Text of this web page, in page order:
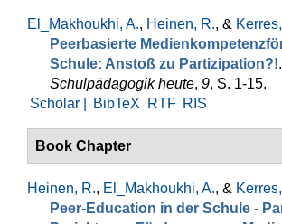
El_Makhoukhi, A., Heinen, R., &
Peerbasierte
Schule: Anstoß zu Partizipation?!.
Schulpädagogik heute, 9, S. 1-15.
Scholar |
BibTeX RTF RIS
Book Chapter
Heinen, R., El_Makhoukhi, A., &
Peer-Education in der Schule -